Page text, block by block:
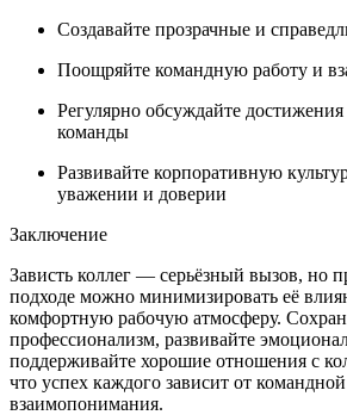
Создавайте прозрачные и
Поощряйте командную работу и
Регулярно обсуждайте
команды
Развивайте корпоративную
уважении и доверии
Заключение
Зависть коллег — серьёзный вызов, но
подходе можно минимизировать её
комфортную рабочую атмосферу.
профессионализм, развивайте
поддерживайте хорошие отношения с
что успех каждого зависит от
взаимопонимания.